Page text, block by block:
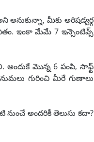
మీకు అరిషడ్వర్గ
ఇంకా మేమే 7 ఇన్సెంటివ్స్
మొన్న 6 పంపి, సాఫ్ట్
గురించి మీరే గుణాలు
నుంచే అందరికీ తెలుసు కదా?